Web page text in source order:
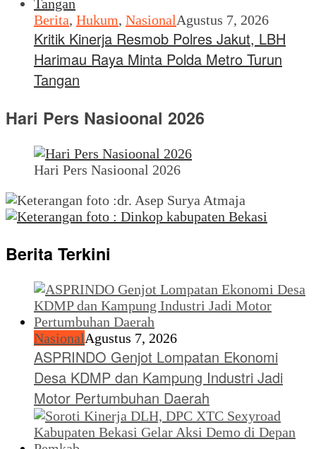
Berita, Hukum, NasionalAgustus 7, 2026
Kritik Kinerja Resmob Polres Jakut, LBH
Harimau Raya Minta Polda Metro Turun
Tangan
Hari Pers Nasioonal 2026
Hari Pers Nasioonal 2026
Berita Terkini
NasionalAgustus 7, 2026
ASPRINDO Genjot Lompatan Ekonomi
Desa KDMP dan Kampung Industri Jadi
Motor Pertumbuhan Daerah